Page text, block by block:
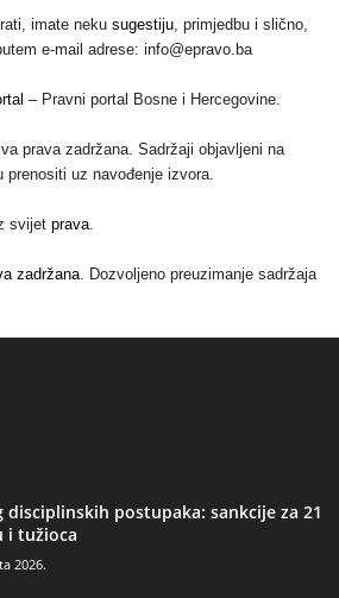
imate neku sugestiju , primjedbu i slično,
e-mail adrese: info@epravo.ba
– Pravni portal Bosne i Hercegovine.
prava zadržana. Sadržaji objavljeni na
prenositi uz navođenje izvora.
svijet prava
zadržana . Dozvoljeno preuzimanje sadržaja
disciplinskih postupaka: sankcije za 21
i tužioca
2026.